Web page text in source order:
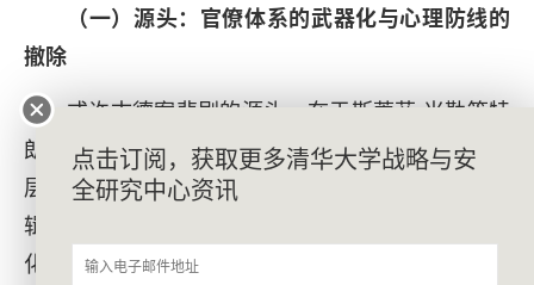
（一）源头：官僚体系的武器化与心理防线的
撤除
或许古德案悲剧的源头，在于斯蒂芬·米勒等特
朗普2.0行政官僚对ICE的反向改造。传统的官僚科
层制旨在通过规则约束权力，而特朗普2.0的行政逻
辑则是将官僚机构武器化。在古德案中，这种武器
化体现为对特工暴力行为的制度性纵容与心理防线
点击订阅，获取更多清华大学战略与安
全研究中心资讯